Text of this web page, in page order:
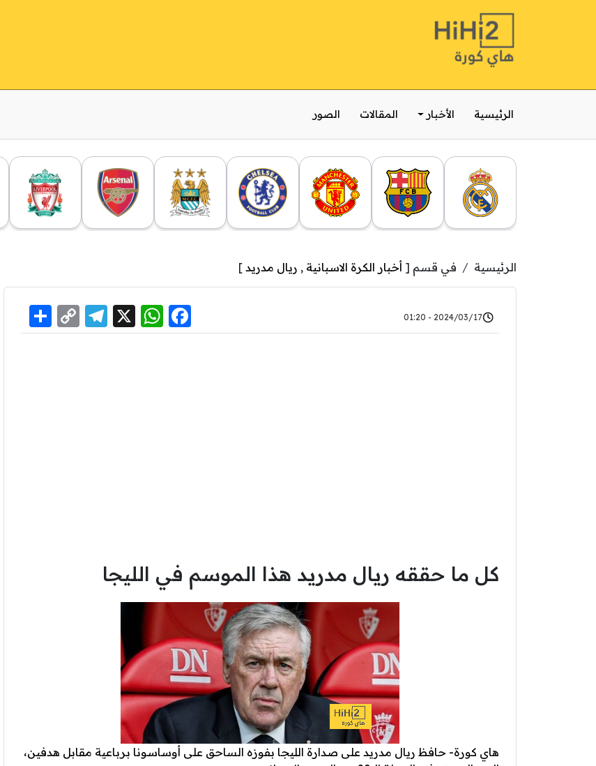
الرئيسية الأخبار المقالات الصور
الرئيسية في قسم [ أخبار الكرة الاسبانية , ريال مدريد ]
2024/03/17 - 01:20
Facebook
WhatsApp
X
Telegram
Copy
Link
كل ما حققه ريال مدريد هذا الموسم في الليجا
هاي كورة- حافظ ريال مدريد على صدارة الليجا بفوزه الساحق على أوساسونا برباعية مقابل هدفين،